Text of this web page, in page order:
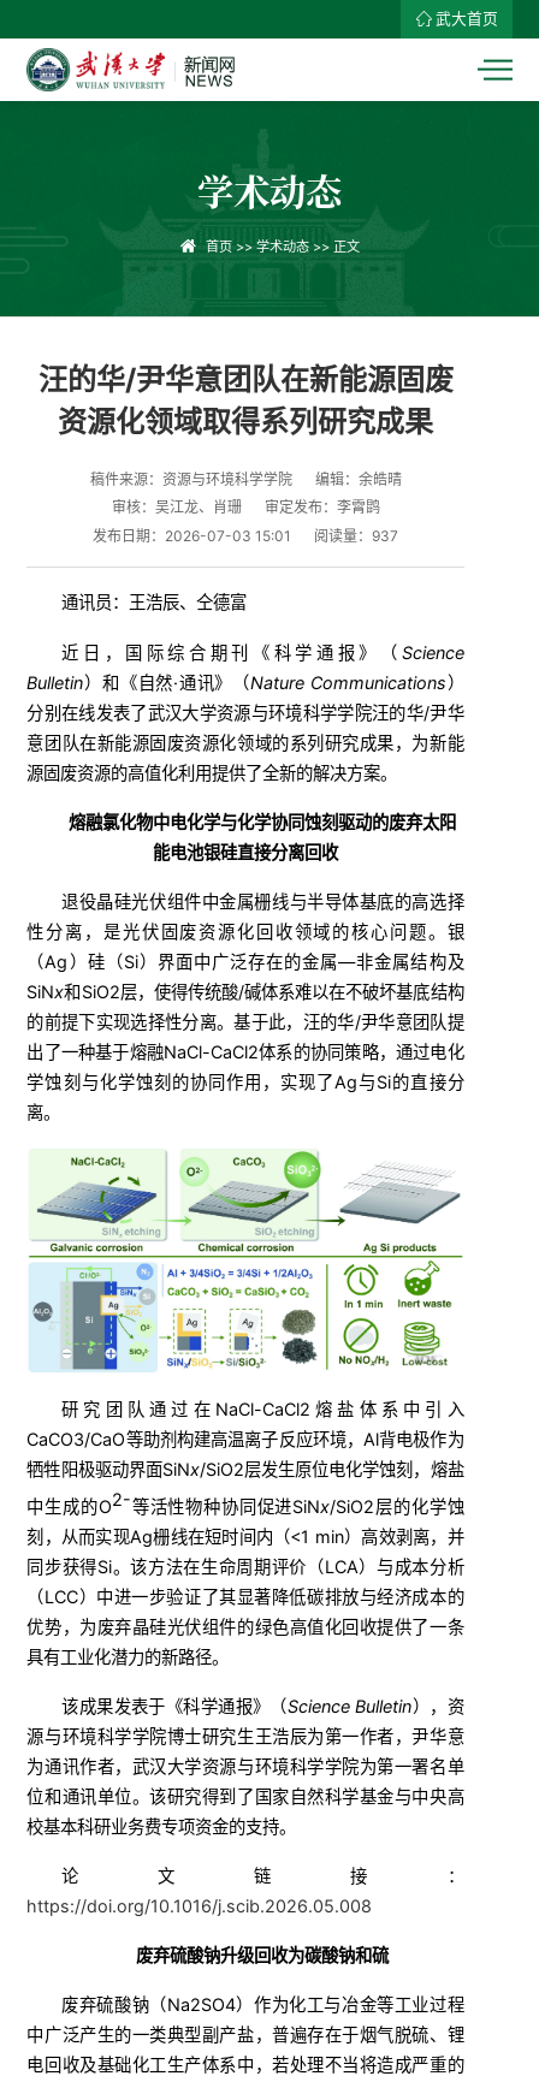
武大首页
学术动态
首页>>学术动态>> 正文
汪的华/尹华意团队在新能源固废
资源化领域取得系列研究成果
稿件来源：资源与环境科学学院
编辑：余皓晴
审核：吴江龙、肖珊
审定发布：李霄鹍
发布日期：2026-07-03 15:01
阅读量： 937
通讯员：王浩辰、仝德富
近日，国际综合期刊《科学通报》（ Science
Bulletin）和《自然·通讯》（Nature Communications）
分别在线发表了武汉大学资源与环境科学学院汪的华/尹华
意团队在新能源固废资源化领域的系列研究成果，为新能
源固废资源的高值化利用提供了全新的解决方案。
熔融氯化物中电化学与化学协同蚀刻驱动的废弃太阳
能电池银硅直接分离回收
退役晶硅光伏组件中金属栅线与半导体基底的高选择
性分离，是光伏固废资源化回收领域的核心问题。银
（Ag）硅（Si）界面中广泛存在的金属—非金属结构及
SiNx和SiO2层，使得传统酸/碱体系难以在不破坏基底结构
的前提下实现选择性分离。基于此，汪的华/尹华意团队提
出了一种基于熔融NaCl-CaCl2体系的协同策略，通过电化
学蚀刻与化学蚀刻的协同作用，实现了Ag与Si的直接分
离。
研究团队通过在NaCl-CaCl2熔盐体系中引入
CaCO3/CaO等助剂构建高温离子反应环境，Al背电极作为
牺牲阳极驱动界面SiNx/SiO2层发生原位电化学蚀刻，熔盐
中生成的O2-等活性物种协同促进SiNx/SiO2层的化学蚀
刻，从而实现Ag栅线在短时间内（<1 min）高效剥离，并
同步获得Si。该方法在生命周期评价（LCA）与成本分析
（LCC）中进一步验证了其显著降低碳排放与经济成本的
优势，为废弃晶硅光伏组件的绿色高值化回收提供了一条
具有工业化潜力的新路径。
该成果发表于《科学通报》（Science Bulletin），资
源与环境科学学院博士研究生王浩辰为第一作者，尹华意
为通讯作者，武汉大学资源与环境科学学院为第一署名单
位和通讯单位。该研究得到了国家自然科学基金与中央高
校基本科研业务费专项资金的支持。
论文链接：
https://doi.org/10.1016/j.scib.2026.05.008
废弃硫酸钠升级回收为碳酸钠和硫
废弃硫酸钠（Na2SO4）作为化工与冶金等工业过程
中广泛产生的一类典型副产盐，普遍存在于烟气脱硫、锂
电回收及基础化工生产体系中，若处理不当将造成严重的